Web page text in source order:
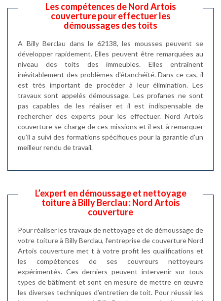
Les compétences de Nord Artois
couverture pour effectuer les
démoussages des toits
A Billy Berclau dans le 62138, les mousses peuvent se
développer rapidement. Elles peuvent être remarquées au
niveau des toits des immeubles. Elles entraînent
inévitablement des problèmes d'étanchéité. Dans ce cas, il
est très important de procéder à leur élimination. Les
travaux sont appelés démoussage. Les profanes ne sont
pas capables de les réaliser et il est indispensable de
rechercher des experts pour les effectuer. Nord Artois
couverture se charge de ces missions et il est à remarquer
qu'il a suivi des formations spécifiques pour la garantie d'un
meilleur rendu de travail.
L’expert en démoussage et nettoyage
toiture à Billy Berclau : Nord Artois
couverture
Pour réaliser les travaux de nettoyage et de démoussage de
votre toiture à Billy Berclau, l’entreprise de couverture Nord
Artois couverture met t à votre profit les qualifications et
les compétences de ses couvreurs nettoyeurs
expérimentés. Ces derniers peuvent intervenir sur tous
types de bâtiment et sont en mesure de mettre en œuvre
les diverses techniques d’entretien de toit. Pour réussir les